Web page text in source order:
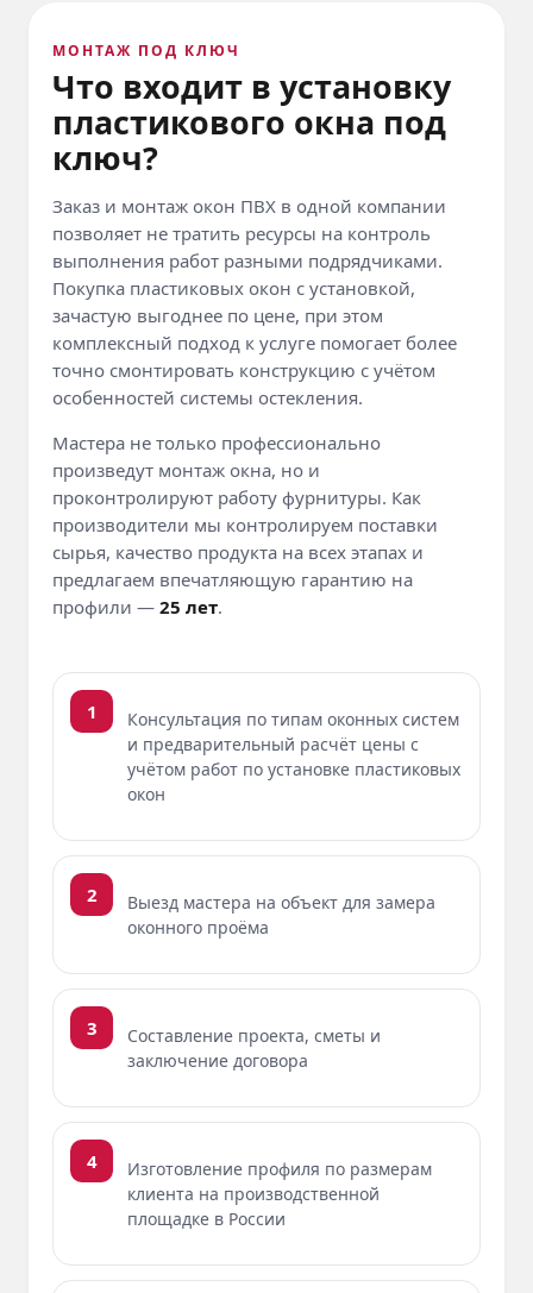
МОНТАЖ ПОД КЛЮЧ
Что входит в установку
пластикового окна под
ключ?
Заказ и монтаж окон ПВХ в одной компании
позволяет не тратить ресурсы на контроль
выполнения работ разными подрядчиками.
Покупка пластиковых окон с установкой,
зачастую выгоднее по цене, при этом
комплексный подход к услуге помогает более
точно смонтировать конструкцию с учётом
особенностей системы остекления.
Мастера не только профессионально
произведут монтаж окна, но и
проконтролируют работу фурнитуры. Как
производители мы контролируем поставки
сырья, качество продукта на всех этапах и
предлагаем впечатляющую гарантию на
профили — 25 лет.
1
Консультация по типам оконных систем
и предварительный расчёт цены с
учётом работ по установке пластиковых
окон
2
Выезд мастера на объект для замера
оконного проёма
3
Составление проекта, сметы и
заключение договора
4
Изготовление профиля по размерам
клиента на производственной
площадке в России